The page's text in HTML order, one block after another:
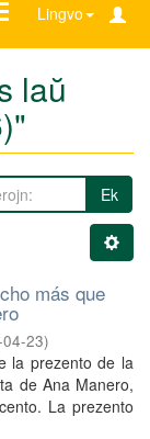
Lingvo
laŭ
Ek
más que
23)
la prezento de la
de Ana Manero,
La prezento